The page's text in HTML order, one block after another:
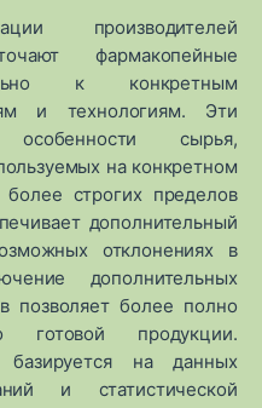
производителей
фармакопейные
к конкретным
и технологиям. Эти
сырья,
на конкретном
более строгих пределов
дополнительный
отклонениях в
дополнительных
позволяет более полно
готовой продукции.
базируется на данных
и статистической